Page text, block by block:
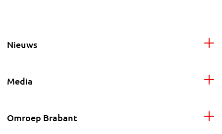
Nieuws
Media
Omroep Brabant